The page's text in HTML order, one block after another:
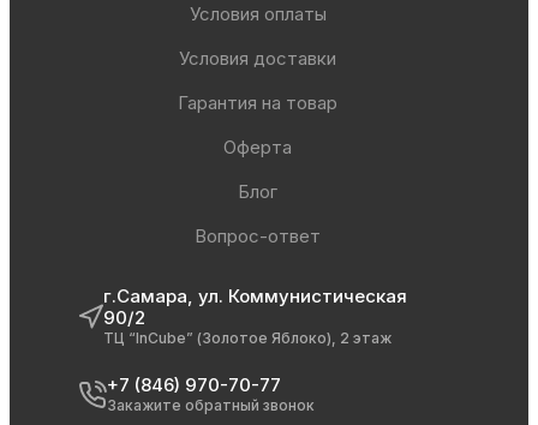
Условия оплаты
Условия доставки
Гарантия на товар
Оферта
Блог
Вопрос-ответ
г.Самара, ул. Коммунистическая
90/2
ТЦ “InCube” (Золотое Яблоко), 2 этаж
+7 (846) 970-70-77
Закажите обратный звонок